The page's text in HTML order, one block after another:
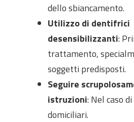
dello sbiancamento.
Utilizzo di dentifrici
desensibilizzanti:
trattamento,
soggetti predisposti.
Seguire
istruzioni: Nel caso
domiciliari.